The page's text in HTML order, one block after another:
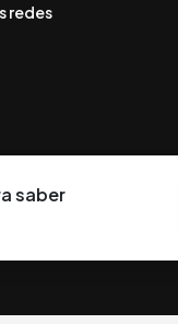
redes
saber